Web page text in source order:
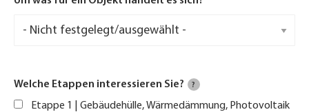
Welche Etappen interessieren Sie? ?
Etappe 1 | Gebäudehülle, Wärmedämmung, Photovoltaik